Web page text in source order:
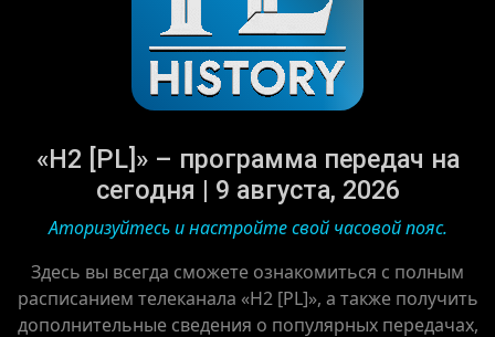
«H2 [PL]» – программа передач на
сегодня | 9 августа, 2026
Аторизуйтесь и настройте свой часовой пояс.
Здесь вы всегда сможете ознакомиться с полным
расписанием телеканала «H2 [PL]», а также получить
дополнительные сведения о популярных передачах,